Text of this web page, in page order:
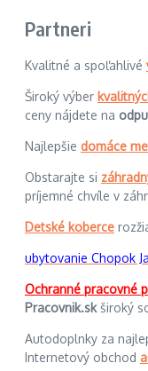
Partneri
Kvalitné a spoľahlivé
Široký výber
ceny nájdete na
Najlepšie domáce
Obstarajte si
príjemné chvíle v
Detské koberce
ubytovanie Chopok
Ochranné pracovné
Pracovnik.skširoký
Autodoplnky za
Internetový obchod